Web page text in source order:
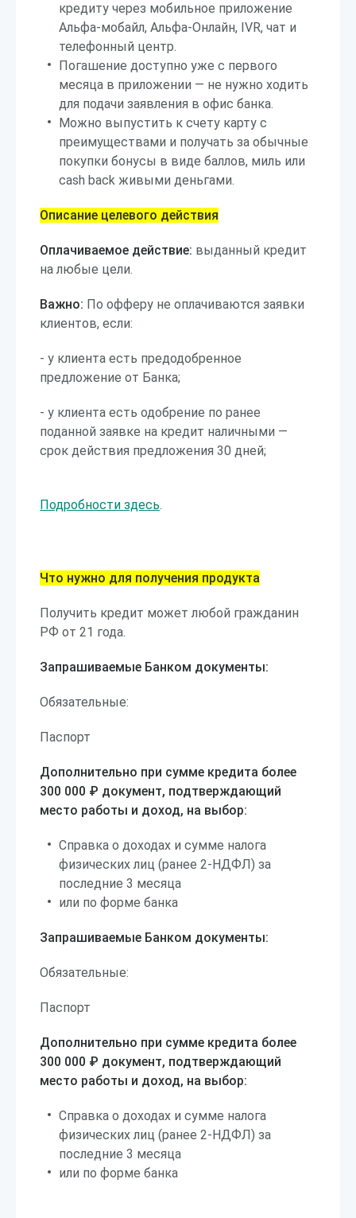
кредиту через мобильное приложение
Альфа-мобайл, Альфа-Онлайн, IVR, чат и
телефонный центр.
Погашение доступно уже с первого
месяца в приложении — не нужно ходить
для подачи заявления в офис банка.
Можно выпустить к счету карту с
преимуществами и получать за обычные
покупки бонусы в виде баллов, миль или
cash back живыми деньгами.
Описание целевого действия
Оплачиваемое действие: выданный кредит
на любые цели.
Важно: По офферу не оплачиваются заявки
клиентов, если:
- у клиента есть предодобренное
предложение от Банка;
- у клиента есть одобрение по ранее
поданной заявке на кредит наличными —
срок действия предложения 30 дней;
Подробности здесь.
Что нужно для получения продукта
Получить кредит может любой гражданин
РФ от 21 года.
Запрашиваемые Банком документы:
Обязательные:
Паспорт
Дополнительно при сумме кредита более
300 000 ₽ документ, подтверждающий
место работы и доход, на выбор:
Справка о доходах и сумме налога
физических лиц (ранее 2-НДФЛ) за
последние 3 месяца
или по форме банка
Запрашиваемые Банком документы:
Обязательные:
Паспорт
Дополнительно при сумме кредита более
300 000 ₽ документ, подтверждающий
место работы и доход, на выбор:
Справка о доходах и сумме налога
физических лиц (ранее 2-НДФЛ) за
последние 3 месяца
или по форме банка